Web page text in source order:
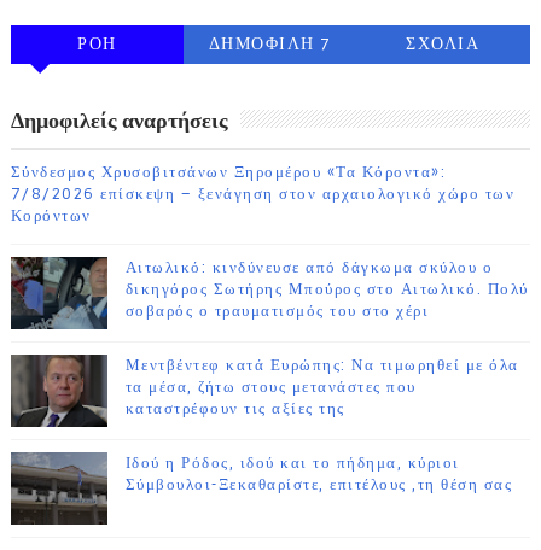
ΡΟΗ
ΔΗΜΟΦΙΛΗ 7
ΣΧΟΛΙΑ
Δημοφιλείς αναρτήσεις
Σύνδεσμος Χρυσοβιτσάνων Ξηρομέρου «Τα Κόροντα»:
7/8/2026 επίσκεψη – ξενάγηση στον αρχαιολογικό χώρο των
Κορόντων
Αιτωλικό: κινδύνευσε από δάγκωμα σκύλου ο
δικηγόρος Σωτήρης Μπούρος στο Αιτωλικό. Πολύ
σοβαρός ο τραυματισμός του στο χέρι
Μεντβέντεφ κατά Ευρώπης: Να τιμωρηθεί με όλα
τα μέσα, ζήτω στους μετανάστες που
καταστρέφουν τις αξίες της
Ιδού η Ρόδος, ιδού και το πήδημα, κύριοι
Σύμβουλοι-Ξεκαθαρίστε, επιτέλους ,τη θέση σας